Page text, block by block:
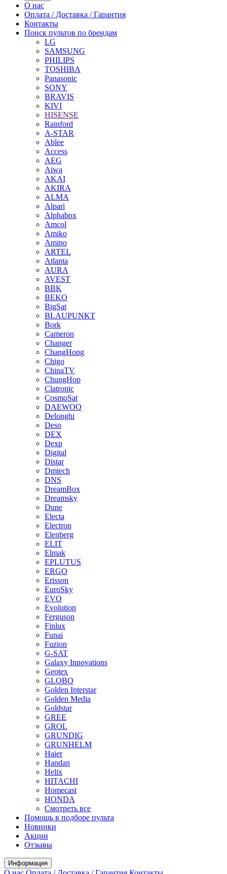
О нас
Оплата / Доставка / Гарантия
Контакты
Поиск пультов по брендам
LG
SAMSUNG
PHILIPS
TOSHIBA
Panasonic
SONY
BRAVIS
KIVI
HISENSE
Rainford
A-STAR
Ablee
Access
AEG
Aiwa
AKAI
AKIRA
ALMA
Alpari
Alphabox
Amcol
Amiko
Amino
ARTEL
Atlanta
AURA
AVEST
BBK
BEKO
BigSat
BLAUPUNKT
Bork
Cameron
Changer
ChangHong
Chigo
ChinaTV
ChungHop
Clatronic
CosmoSat
DAEWOO
Delonghi
Deso
DEX
Dexp
Digital
Distar
Dmtech
DNS
DreamBox
Dreamsky
Dune
Electa
Electron
Elenberg
ELIT
Elmak
EPLUTUS
ERGO
Erisson
EuroSky
EVO
Evolution
Ferguson
Finlux
Funai
Fuzion
G-SAT
Galaxy Innovations
Geotex
GLOBO
Golden Interstar
Golden Media
Goldstar
GREE
GROL
GRUNDIG
GRUNHELM
Haier
Handan
Helix
HITACHI
Homecast
HONDA
Смотреть все
Помощь в подборе пульта
Новинки
Акции
Отзывы
Информация